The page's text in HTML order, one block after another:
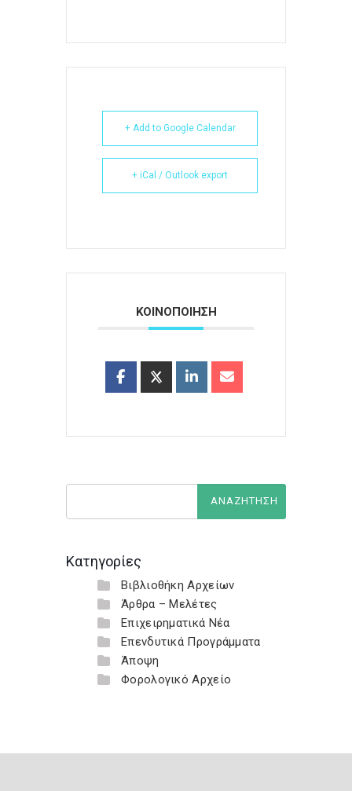
+ Add to Google Calendar
+ iCal / Outlook export
ΚΟΙΝΟΠΟΙΗΣΗ
Κατηγορίες
Βιβλιοθήκη Αρχείων
Άρθρα – Μελέτες
Επιχειρηματικά Νέα
Επενδυτικά Προγράμματα
Άποψη
Φορολογικό Αρχείο